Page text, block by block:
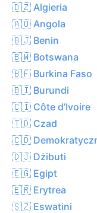
🇩🇿 Algieria
🇦🇴 Angola
🇧🇯 Benin
🇧🇼 Botswana
🇧🇫 Burkina Faso
🇧🇮 Burundi
🇨🇮 Côte d’Ivoire
🇹🇩 Czad
🇨🇩
🇩🇯 Dżibuti
🇪🇬 Egipt
🇪🇷 Erytrea
🇸🇿 Eswatini